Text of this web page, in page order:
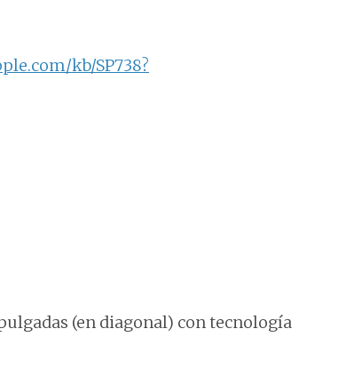
kb/SP738?
(en diagonal) con tecnología